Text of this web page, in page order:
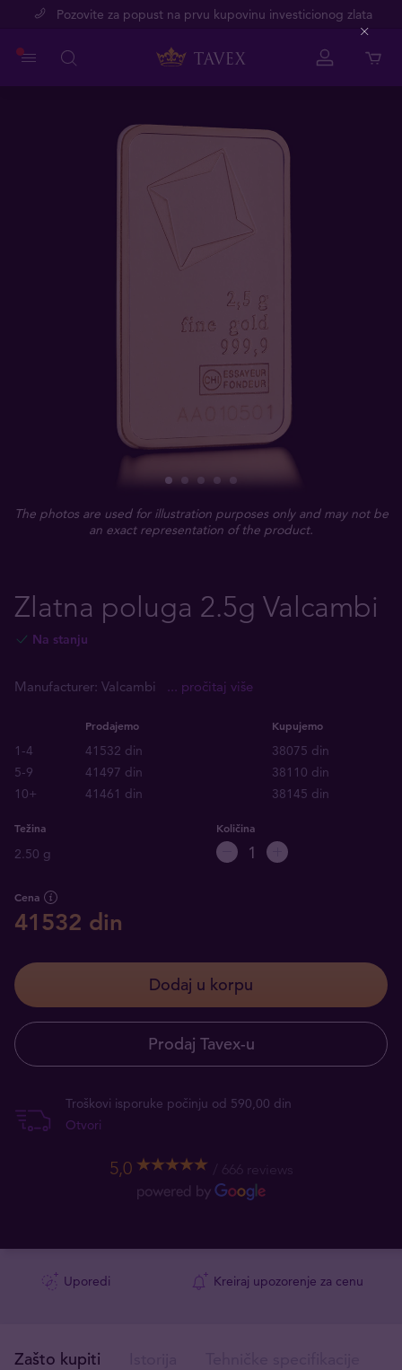
Pozovite za popust na prvu kupovinu investicionog zlata
The photos are used for illustration purposes only and may not be
an exact representation of the product.
Zlatna poluga 2.5g Valcambi
Na stanju
Manufacturer: Valcambi ... pročitaj više
Prodajemo Kupujemo
1-4 41532 din
38075 din
5-9
41497 din
38110 din
10+
41461 din 38145 din
Težina
2.50 g
Količina
Cena
41532 din
Dodaj u korpu
Prodaj Tavex-u
Troškovi isporuke počinju od 590,00 din
Otvori
5,0 666 reviews
Uporedi Kreiraj upozorenje za cenu
Zašto kupiti
Close